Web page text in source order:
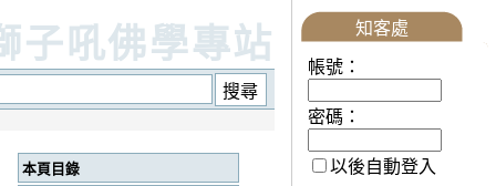
子吼佛學專站
本頁目錄
知客處
帳號：
密碼：
以後自動登入